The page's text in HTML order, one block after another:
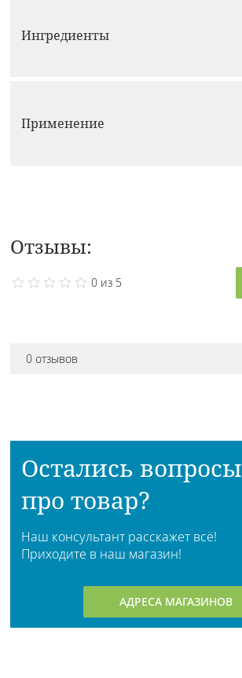
Ингредиенты
Применение
Отзывы:
0 из 5
0 отзывов
Остались вопросы
про товар?
Наш консультант расскажет всё!
Приходите в наш магазин!
АДРЕСА МАГАЗИНОВ